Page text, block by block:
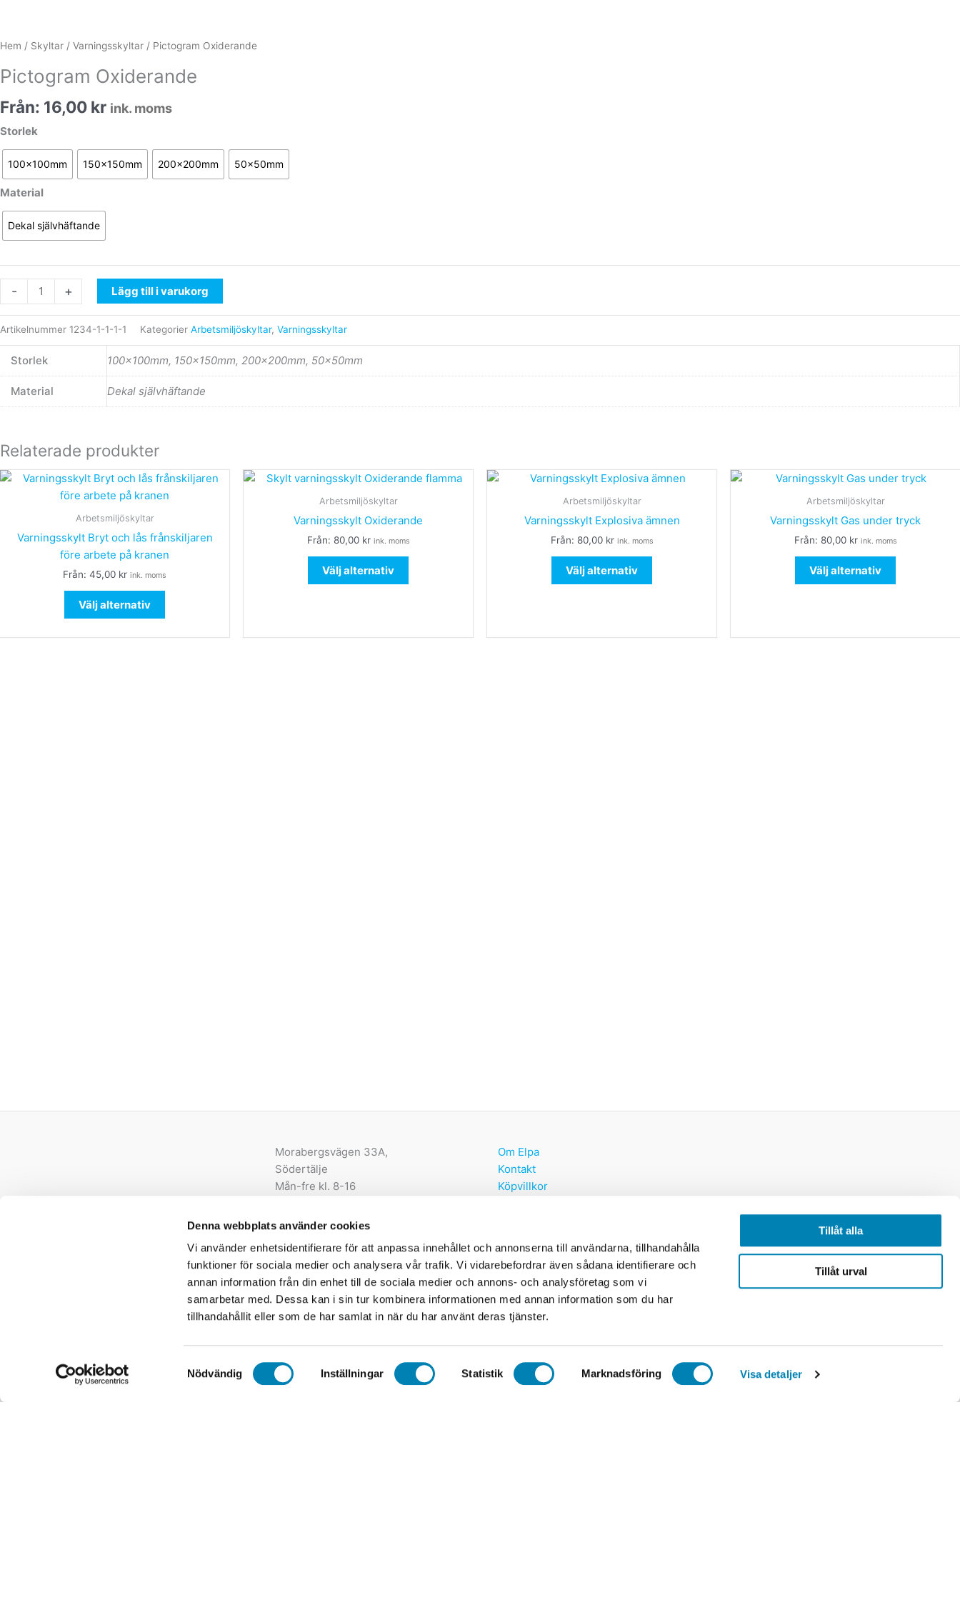
Denna webbplats använder cookies
Vi använder enhetsidentifierare för att anpassa innehållet och annonserna till användarna, tillhandahålla
funktioner för sociala medier och analysera vår trafik. Vi vidarebefordrar även sådana identifierare och
annan information från din enhet till de sociala medier och annons- och analysföretag som vi
samarbetar med. Dessa kan i sin tur kombinera informationen med annan information som du har
tillhandahållit eller som de har samlat in när du har använt deras tjänster.
Samtyckesval
Nödvändig Inställningar Statistik Marknadsföring Visa detaljer
Tillåt alla
Tillåt urval
Hem / Skyltar / Varningsskyltar / Pictogram Oxiderande
Pictogram Oxiderande
Från: 16,00 kr ink. moms
Storlek
100x100mm 150x150mm 200x200mm 50x50mm
Material
Dekal självhäftande
-
Pictogram
mängd
+ Lägg till i varukorg
Artikelnummer 1234-1-1-1-1 Kategorier Arbetsmiljöskyltar, Varningsskyltar
Storlek 100x100mm, 150x150mm, 200x200mm, 50x50mm
Material Dekal självhäftande
Relaterade produkter
Arbetsmiljöskyltar
Varningsskylt Bryt och lås frånskiljaren
före arbete på kranen
Från: 45,00 kr ink. moms
Välj alternativ
Den
här
flera
De
Arbetsmiljöskyltar
Varningsskylt Oxiderande
Från: 80,00 kr ink. moms
Välj alternativ
Den
har
flera
Arbetsmiljöskyltar
Varningsskylt Explosiva ämnen
Från: 80,00 kr ink. moms
Välj alternativ
Den
flera
Arbetsmiljöskyltar
Varningsskylt Gas under tryck
Från: 80,00 kr ink. moms
Välj alternativ
Den
har
flera
Morabergsvägen 33A,
Södertälje
Mån-fre kl. 8-16
order@elpa.nu
Org.nr. 556602-3098
Om Elpa
Kontakt
Köpvillkor